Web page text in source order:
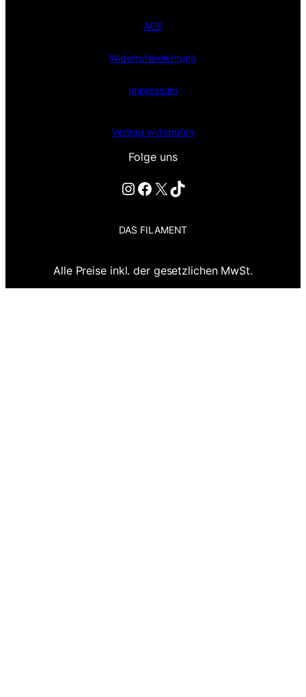
AGB
Widerrufsbelehrung
Impressum
Vertrag widerrufen
Folge uns
Instagram Facebook X TikTok
DAS FILAMENT
Alle Preise inkl. der gesetzlichen MwSt.